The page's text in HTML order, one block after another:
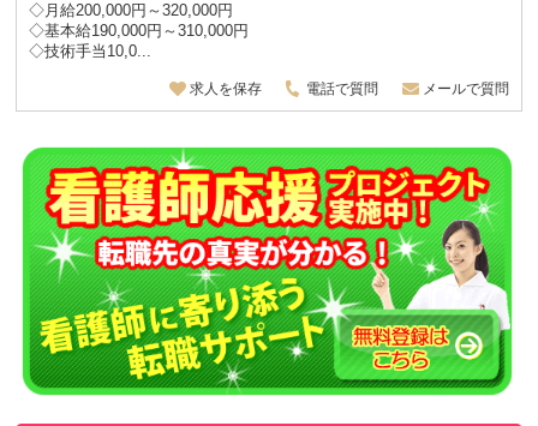
◇月給200,000円～320,000円
◇基本給190,000円～310,000円
◇技術手当10,0...
求人を保存 電話で質問 メールで質問